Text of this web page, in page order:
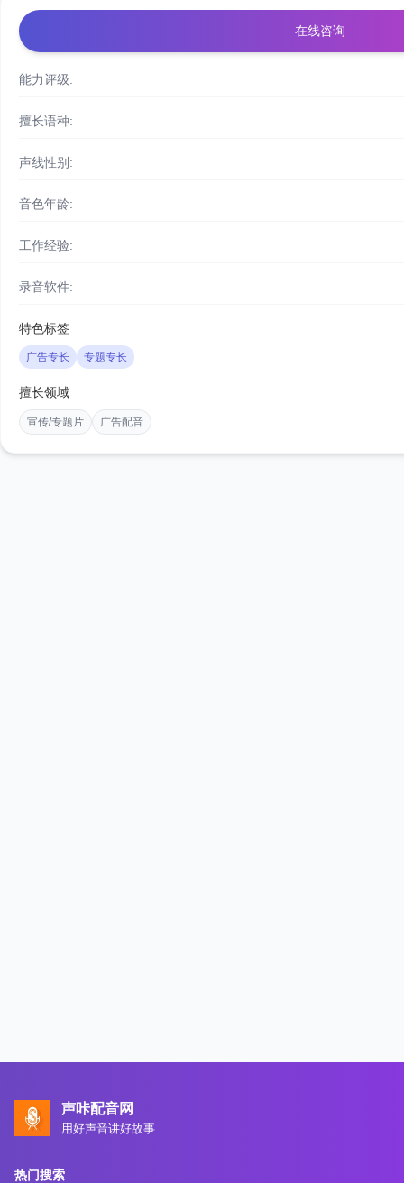
在线咨询
能力评级:
擅长语种:
声线性别:
音色年龄:
工作经验:
录音软件:
特色标签
广告专长 专题专长
擅长领域
宣传/专题片 广告配音
声咔配音网
用好声音讲好故事
热门搜索